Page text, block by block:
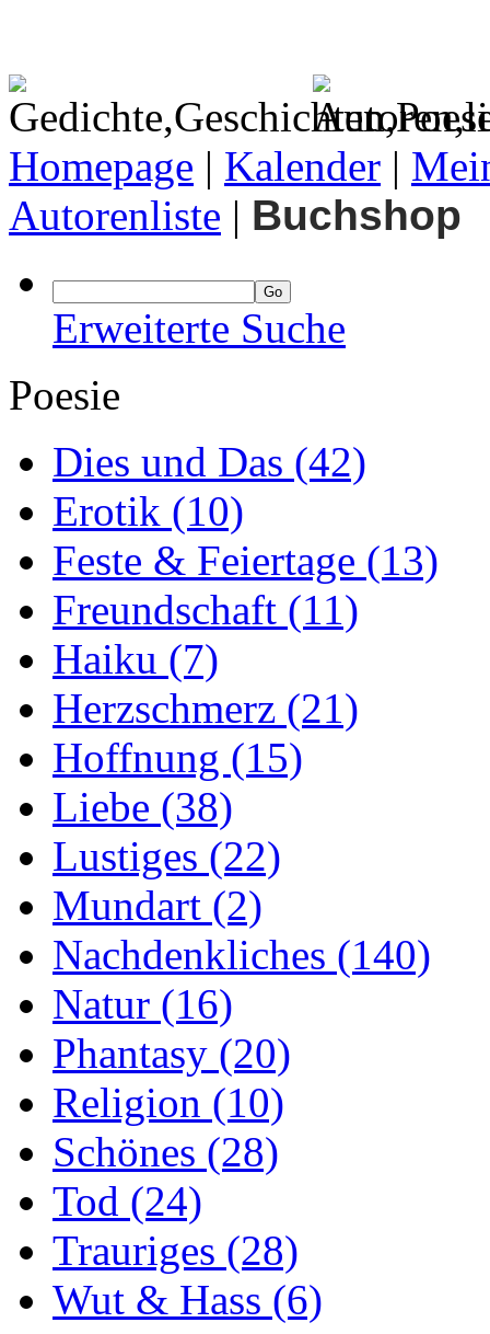
Homepage | Kalender |
Autorenliste | Buchshop
Erweiterte Suche
Poesie
Dies und Das (42)
Erotik (10)
Feste & Feiertage (13)
Freundschaft (11)
Haiku (7)
Herzschmerz (21)
Hoffnung (15)
Liebe (38)
Lustiges (22)
Mundart (2)
Nachdenkliches (140)
Natur (16)
Phantasy (20)
Religion (10)
Schönes (28)
Tod (24)
Trauriges (28)
Wut & Hass (6)